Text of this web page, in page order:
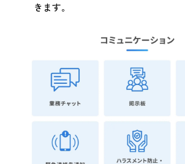
きます。